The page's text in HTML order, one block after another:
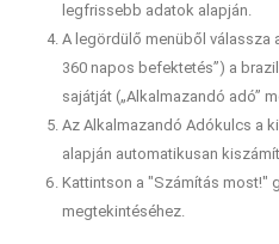
legfrissebb adatok alapján.
A legördülő menüből válassza
360 napos befektetés”) a
sajátját („Alkalmazandó adó”
Az Alkalmazandó Adókulcs a
alapján automatikusan
Kattintson a "Számítás most!"
megtekintéséhez.